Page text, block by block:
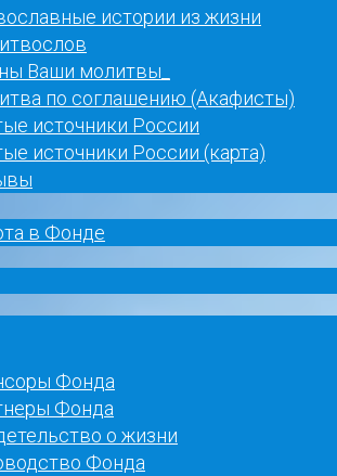
истории из жизни
Ваши молитвы_
по соглашению (Акафисты)
источники России
источники России (карта)
в Фонде
Фонда
Фонда
о жизни
Фонда